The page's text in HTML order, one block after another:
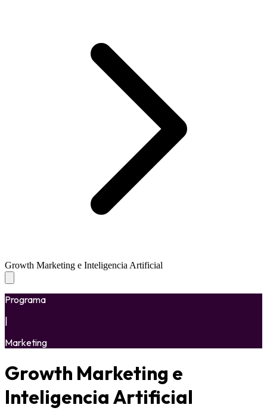
Growth Marketing e Inteligencia Artificial
Programa
Marketing
Growth Marketing e
Inteligencia Artificial